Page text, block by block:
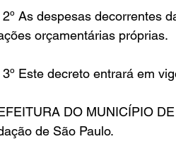
As despesas decorrentes
orçamentárias próprias.
Este decreto entrará em
DO MUNICÍPIO
de São Paulo.